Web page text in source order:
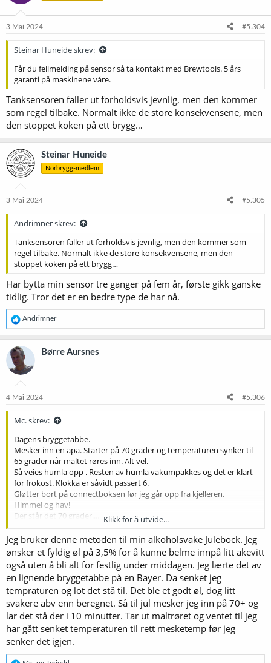
o
e
3 Mai 2024 #5.304
Steinar Huneide skrev:
Får du feilmelding på sensor så ta kontakt med Brewtools. 5 års
garanti på maskinene våre.
Tanksensoren faller ut forholdsvis jevnlig, men den kommer
som regel tilbake. Normalt ikke de store konsekvensene, men
den stoppet koken på ett brygg…
Steinar Huneide
Norbrygg-medlem
3 Mai 2024 #5.305
Andrimner skrev:
Tanksensoren faller ut forholdsvis jevnlig, men den kommer som
regel tilbake. Normalt ikke de store konsekvensene, men den
stoppet koken på ett brygg…
Har bytta min sensor tre ganger på fem år, første gikk ganske
tidlig. Tror det er en bedre type de har nå.
R
e
a
k
s
o
e
Andrimner
Børre Aursnes
4 Mai 2024 #5.306
Mc. skrev:
Dagens bryggetabbe.
Mesker inn en apa. Starter på 70 grader og temperaturen synker til
65 grader når maltet røres inn. Alt vel.
Så veies humla opp . Resten av humla vakumpakkes og det er klart
for frokost. Klokka er såvidt passert 6.
Gløtter bort på connectboksen før jeg går opp fra kjelleren.
Himmel og hav!
Der står det 70 grader....
Jeg hadde glemt å stille ned temperaturen.
2 timer senere er det tid for ny innmesk ...
Nå er det frokost.
Klikk for å utvide...
Jeg bruker denne metoden til min alkoholsvake Julebock. Jeg
ønsker et fyldig øl på 3,5% for å kunne belme innpå litt akevitt
også uten å bli alt for festlig under middagen. Jeg lærte det av
en lignende bryggetabbe på en Bayer. Da senket jeg
tempraturen og lot det stå til. Det ble et godt øl, dog litt
svakere abv enn beregnet. Så til jul mesker jeg inn på 70+ og
lar det stå der i 10 minutter. Tar ut maltrøret og ventet til jeg
har gått senket temperaturen til rett mesketemp før jeg
senker det igjen.